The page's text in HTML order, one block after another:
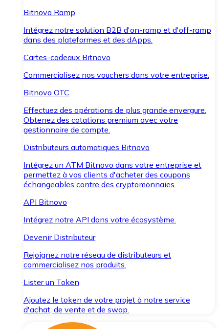
Bitnovo Ramp
Intégrez notre solution B2B d'on-ramp et d'off-ramp
dans des plateformes et des dApps.
Cartes-cadeaux Bitnovo
Commercialisez nos vouchers dans votre entreprise.
Bitnovo OTC
Effectuez des opérations de plus grande envergure.
Obtenez des cotations premium avec votre
gestionnaire de compte.
Distributeurs automatiques Bitnovo
Intégrez un ATM Bitnovo dans votre entreprise et
permettez à vos clients d'acheter des coupons
échangeables contre des cryptomonnaies.
API Bitnovo
Intégrez notre API dans votre écosystème.
Devenir Distributeur
Rejoignez notre réseau de distributeurs et
commercialisez nos produits.
Lister un Token
Ajoutez le token de votre projet à notre service
d'achat, de vente et de swap.